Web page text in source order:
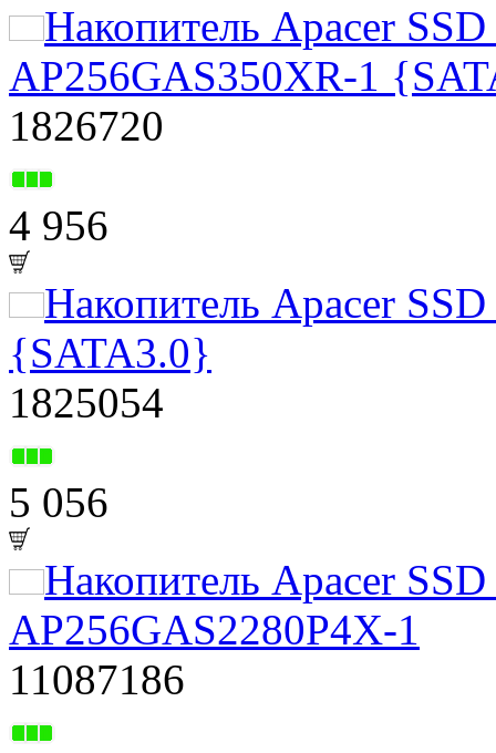
Накопитель Apacer
AP256GAS350XR-1
1826720
4 956
Накопитель Apacer
{SATA3.0}
1825054
5 056
Накопитель Apacer
AP256GAS2280P4X-1
11087186